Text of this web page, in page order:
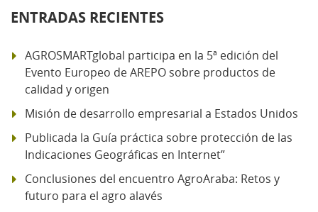
ENTRADAS RECIENTES
AGROSMARTglobal participa en la 5ª edición del
Evento Europeo de AREPO sobre productos de
calidad y origen
Misión de desarrollo empresarial a Estados Unidos
Publicada la Guía práctica sobre protección de las
Indicaciones Geográficas en Internet”
Conclusiones del encuentro AgroAraba: Retos y
futuro para el agro alavés